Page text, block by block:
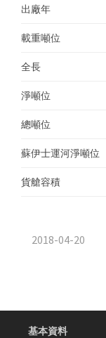
出廠年
載重噸位
全長
淨噸位
總噸位
蘇伊士運河淨噸位
貨艙容積
2018-04-20
基本資料